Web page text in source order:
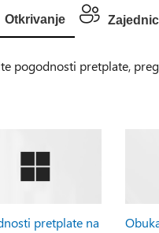
Otkrivanje
pogodnosti pretplate,
pretplate na